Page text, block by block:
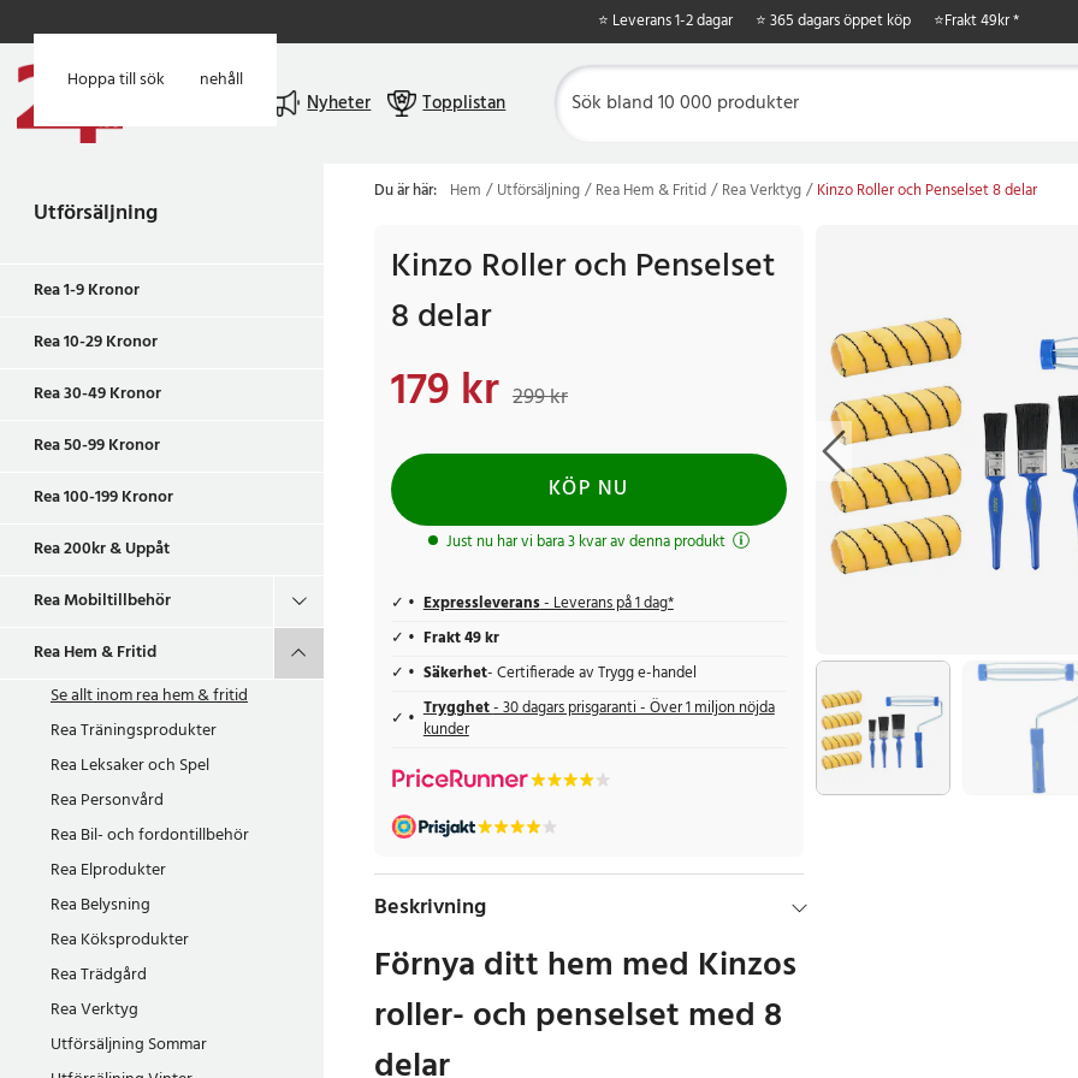
Hoppa till huvudinnehåll
Hoppa till sök
⭐ Leverans 1-2 dagar ⭐ 365 dagars öppet köp ⭐Frakt 49kr *
Nyheter Topplistan
Utförsäljning
Rea 1-9 Kronor
Rea 10-29 Kronor
Rea 30-49 Kronor
Rea 50-99 Kronor
Rea 100-199 Kronor
Rea 200kr & Uppåt
Rea Mobiltillbehör
Rea Hem & Fritid
Se allt inomrea hem & fritid
Rea Träningsprodukter
Rea Leksaker och Spel
Rea Personvård
Rea Bil- och fordontillbehör
Rea Elprodukter
Rea Belysning
Rea Köksprodukter
Rea Trädgård
Rea Verktyg
Utförsäljning Sommar
Du är här: Hem Utförsäljning Rea Hem & Fritid Rea Verktyg Kinzo Roller och Penselset 8 delar
Kinzo Roller och Penselset
8 delar
Nuvarande pris
179 kr 299 kr
KÖP NU
Just nu har vi bara 3 kvar av denna produkt
Expressleverans- Leverans på 1 dag*
Frakt 49 kr
Säkerhet- Certifierade av Trygg e-handel
Trygghet- 30 dagars prisgaranti - Över 1 miljon nöjda
kunder
Beskrivning
Förnya ditt hem med Kinzos
roller- och penselset med 8
delar